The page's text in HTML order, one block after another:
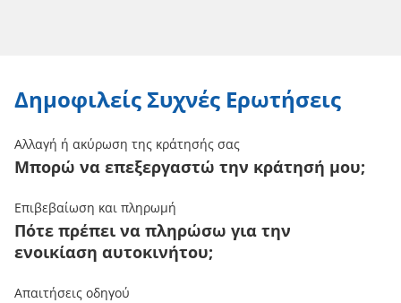
Δημοφιλείς Συχνές Ερωτήσεις
Αλλαγή ή ακύρωση της κράτησής σας
Μπορώ να επεξεργαστώ την κράτησή μου;
Επιβεβαίωση και πληρωμή
Πότε πρέπει να πληρώσω για την
ενοικίαση αυτοκινήτου;
Απαιτήσεις οδηγού